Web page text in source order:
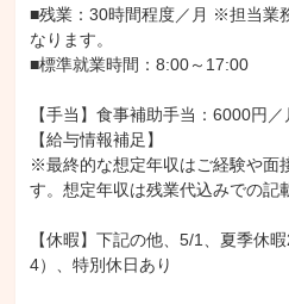
■残業：30時間程度／月 ※担当業
なります。
■標準就業時間：8:00～17:00
【手当】食事補助手当：6000円
【給与情報補足】
※最終的な想定年収はご経験や面
す。想定年収は残業代込みでの記
【休暇】下記の他、5/1、夏季休
4）、特別休日あり